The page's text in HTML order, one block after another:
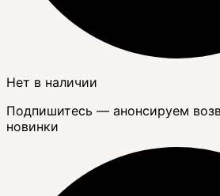
Нет в наличии
Подпишитесь — анонсируем
новинки